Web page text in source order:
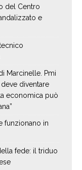
del Centro
e
Marcinelle. Pmi
diventare
economica può
funzionano in
fede: il triduo